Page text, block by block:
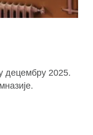
децембру 2025.